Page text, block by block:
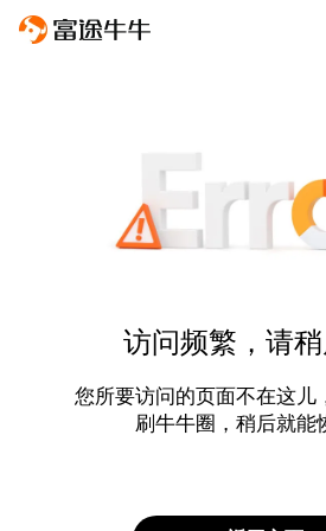
访问频繁，请
您所要访问的页面不在这儿
刷牛牛圈，稍后就能